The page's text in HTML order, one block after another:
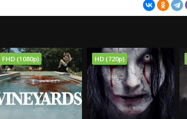
FHD (1080p) HD (720p)